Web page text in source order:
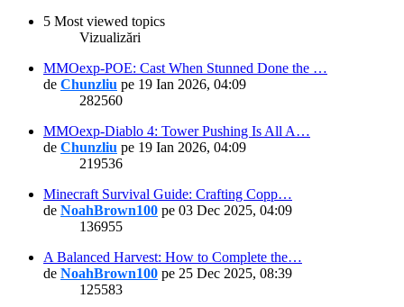
5 Most viewed topics
Vizualizări
MMOexp-POE: Cast When Stunned Done the …
de Chunzliu pe 19 Ian 2026, 04:09
282560
MMOexp-Diablo 4: Tower Pushing Is All A…
de Chunzliu pe 19 Ian 2026, 04:09
219536
Minecraft Survival Guide: Crafting Copp…
de NoahBrown100 pe 03 Dec 2025, 04:09
136955
A Balanced Harvest: How to Complete the…
de NoahBrown100 pe 25 Dec 2025, 08:39
125583